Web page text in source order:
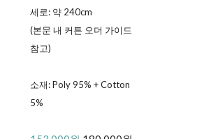
세로: 약 240cm
(본문 내 커튼 오더 가이드
참고)
소재: Poly 95% + Cotton
5%